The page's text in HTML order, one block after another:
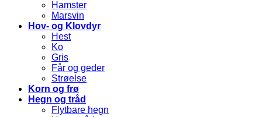
Hamster
Marsvin
Hov- og Klovdyr
Hest
Ko
Gris
Får og geder
Strøelse
Korn og frø
Hegn og tråd
Flytbare hegn